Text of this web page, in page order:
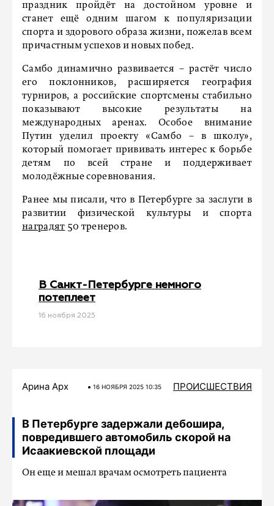
праздник пройдёт на достойном уровне и
станет ещё одним шагом к популяризации
спорта и здорового образа жизни, пожелав всем
причастным успехов и новых побед.
Самбо динамично развивается – растёт число
его поклонников, расширяется география
турниров, а российские спортсмены стабильно
показывают высокие результаты на
международных аренах. Особое внимание
Путин уделил проекту «Самбо – в школу»,
который помогает прививать интерес к борьбе
детям по всей стране и поддерживает
молодёжные соревнования.
Ранее мы писали, что в Петербурге за заслуги в
развитии физической культуры и спорта
наградят 50 тренеров.
В Санкт-Петербурге немного
потеплеет
16 ноября 2025
Арина Арх 16 НОЯБРЯ 2025 10:35 ПРОИСШЕСТВИЯ
В Петербурге задержали дебошира,
повредившего автомобиль скорой на
Исаакиевской площади
Он еще и мешал врачам осмотреть пациента